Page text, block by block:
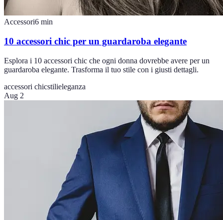
Accessori6 min
10 accessori chic per un guardaroba elegante
Esplora i 10 accessori chic che ogni donna dovrebbe avere per un
guardaroba elegante. Trasforma il tuo stile con i giusti dettagli.
accessori chicstilieleganza
Aug 2